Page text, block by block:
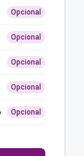
Opcional
Opcional
Opcional
Opcional
Opcional